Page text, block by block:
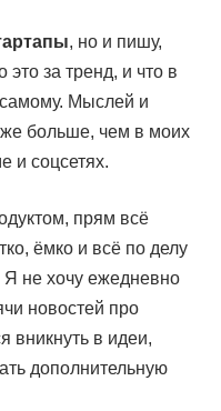
, но и пишу,
за тренд, и что в
Мыслей и
больше, чем в моих
и соцсетях.
прям всё
ёмко и всё по делу
не хочу ежедневно
новостей про
вникнуть в идеи,
дополнительную